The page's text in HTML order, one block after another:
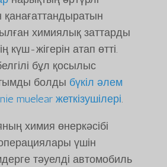
қанағаттандыратын
химиялық заттарды
күш-жігерін атап өтті.
бұл қосылыс
болды бүкіл әлем
muelear жеткізушілері.
химия өнеркәсібі
үшін
тәуелді автомобиль